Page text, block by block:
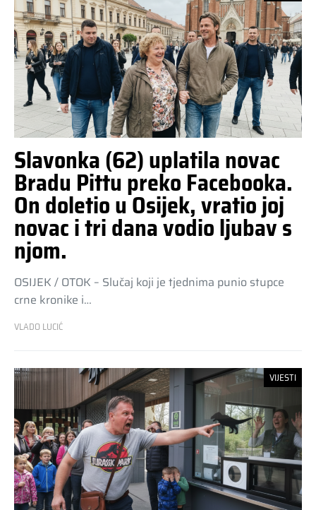
Slavonka (62) uplatila novac
Bradu Pittu preko Facebooka.
On doletio u Osijek, vratio joj
novac i tri dana vodio ljubav s
njom.
OSIJEK / OTOK – Slučaj koji je tjednima punio stupce
crne kronike i…
VLADO LUCIĆ
VIJESTI